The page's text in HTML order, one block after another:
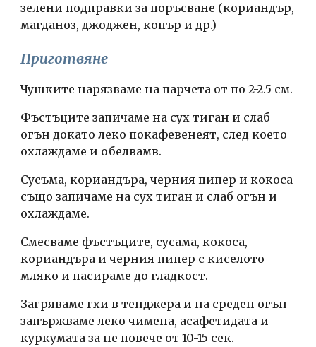
зелени подправки за поръсване (кориандър,
магданоз, джоджен, копър и др.)
Приготвяне
Чушките нарязваме на парчета от по 2-2.5 см.
Фъстъците запичаме на сух тиган и слаб
огън докато леко покафевенеят, след което
охлаждаме и обелвамв.
Сусъма, кориандъра, черния пипер и кокоса
също запичаме на сух тиган и слаб огън и
охлаждаме.
Смесваме фъстъците, сусама, кокоса,
кориандъра и черния пипер с киселото
мляко и пасираме до гладкост.
Загряваме гхи в тенджера и на среден огън
запържваме леко чимена, асафетидата и
куркумата за не повече от 10-15 сек.